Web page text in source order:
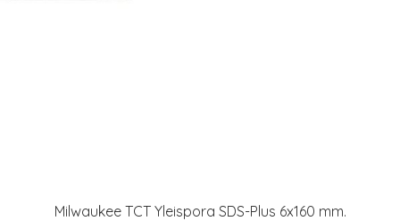
Milwaukee TCT Yleispora SDS-Plus 6x160 mm.